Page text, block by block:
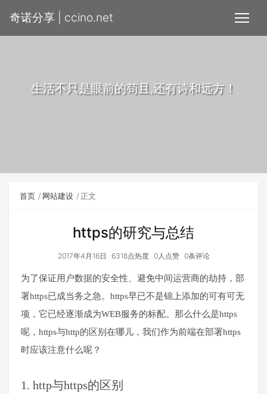
奇诺分享 | ccino.net
生活不只是眼前的苟且,还有诗和远方！
首页 网站建设 正文
https的研究与总结
2017年4月16日 6318点热度 0人点赞 0条评论
为了保证用户数据的安全性、避免中间运营商的劫持，部
署https已成当务之急。https早已不是锦上添加的可有可无
项，它已经逐渐成为WEB服务的标配。那么什么是https
呢，https与http的区别在哪儿，我们作为前端在部署https
时应该注意什么呢？
1. http与https的区别